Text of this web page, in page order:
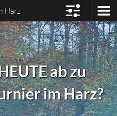
Harz
ab zu
im Harz?